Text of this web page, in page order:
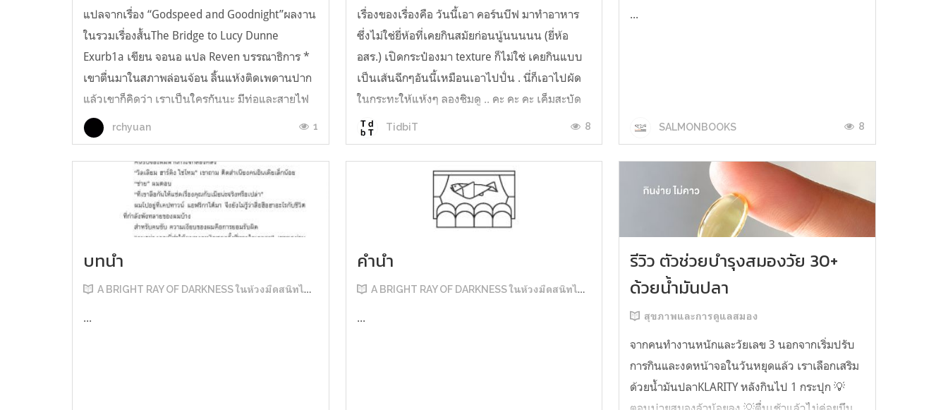
แปลจากเรื่อง “Godspeed and Goodnight”ผลงาน
ในรวมเรื่องสั้นThe Bridge to Lucy Dunne
Exurb1a เขียน จอนอ แปล Reven บรรณาธิการ *
เขาตื่นมาในสภาพล่อนจ้อน ลิ้นแห้งติดเพดานปาก
แล้วเขาก็คิดว่า เราเป็นใครกันนะ มีท่อและสายไฟ
อยู่ในตัว เกิดความรู้สึกอยากฉี่ และแม้ตัวเขาจะ
เหยียดตรง ก็มีแต่ความมืดมิดอยู่เบื้องหน้...
rchyuan 1
เรื่องของเรื่องคือ วันนี้เอา คอร์นบีฟ มาทำอาหาร
ซึ่งไม่ใช่ยี่ห้อที่เคยกินสมัยก่อนนู้นนนนน (ยี่ห้อ
อสร.) เปิดกระป๋องมา texture ก็ไม่ใช่ เคยกินแบบ
เป็นเส้นฉีกๆอันนี้เหมือนเอาไปปั่น . นี่ก็เอาไปผัด
ในกระทะให้แห้งๆ ลองชิมดู .. คะ คะ คะ เค็มสะบัด
O o" ... แบบใช้โควต้ากินโซเดียมทั้งสัปดาห์
ต้องหาผักนึ่ง ...
TidbiT 8
...
SALMONBOOKS 8
บทนำ
A BRIGHT RAY OF DARKNESS ในห้วงมืดสนิทไม่มิดแสง
...
คำนำ
A BRIGHT RAY OF DARKNESS ในห้วงมืดสนิทไม่มิดแสง
...
รีวิว ตัวช่วยบำรุงสมองวัย 30+
ด้วยน้ำมันปลา
สุขภาพและการดูแลสมอง
จากคนทำงานหนักและวัยเลข 3 นอกจากเริ่มปรับ
การกินและงดหน้าจอในวันหยุดแล้ว เราเลือกเสริม
ด้วยน้ำมันปลาKLARITY หลังกินไป 1 กระปุก 💡